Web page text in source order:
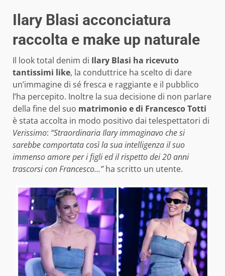
Ilary Blasi acconciatura
raccolta e make up naturale
Il look total denim di Ilary Blasi ha ricevuto
tantissimi like, la conduttrice ha scelto di dare
un’immagine di sé fresca e raggiante e il pubblico
l’ha percepito. Inoltre la sua decisione di non parlare
della fine del suo matrimonio e di Francesco Totti
è stata accolta in modo positivo dai telespettatori di
Verissimo: “Straordinaria Ilary immaginavo che si
sarebbe comportata così la sua intelligenza il suo
immenso amore per i figli ed il rispetto dei 20 anni
trascorsi con Francesco…”ha scritto un utente.